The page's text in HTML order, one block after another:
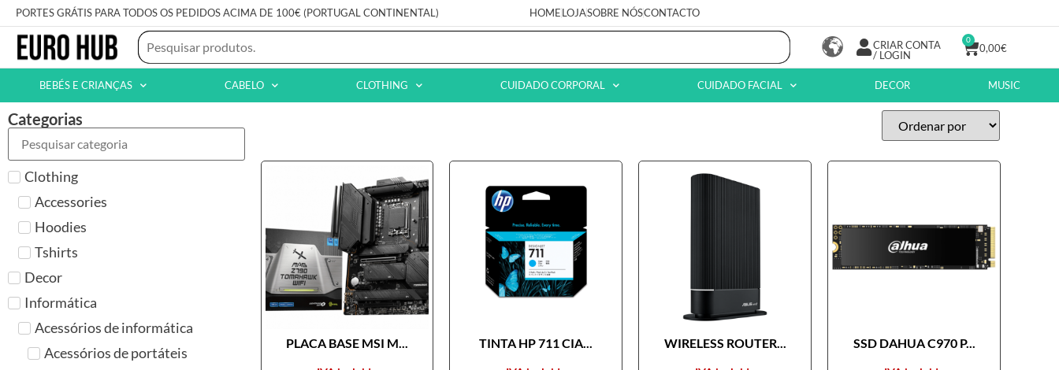
PORTES GRÁTIS PARA TODOS OS PEDIDOS ACIMA DE 100€ (PORTUGAL CONTINENTAL) HOMELOJASOBRE NÓSCONTACTO
CRIAR CONTA
/ LOGIN
0,00€
0
BEBÉS E CRIANÇAS CABELO CLOTHING CUIDADO CORPORAL CUIDADO FACIAL DECOR MUSIC
Categorias
Clothing
Accessories
Hoodies
Tshirts
Decor
Informática
Acessórios de informática
Acessórios de portáteis
PLACA BASE MSI M... TINTA HP 711 CIA... WIRELESS ROUTER... SSD DAHUA C970 P...